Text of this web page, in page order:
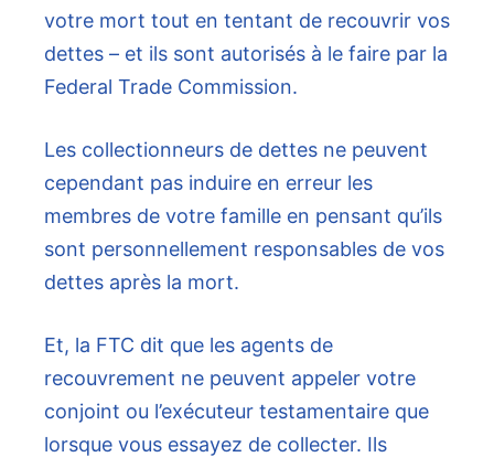
votre mort tout en tentant de recouvrir vos
dettes – et ils sont autorisés à le faire par la
Federal Trade Commission.
Les collectionneurs de dettes ne peuvent
cependant pas induire en erreur les
membres de votre famille en pensant qu’ils
sont personnellement responsables de vos
dettes après la mort.
Et, la FTC dit que les agents de
recouvrement ne peuvent appeler votre
conjoint ou l’exécuteur testamentaire que
lorsque vous essayez de collecter. Ils